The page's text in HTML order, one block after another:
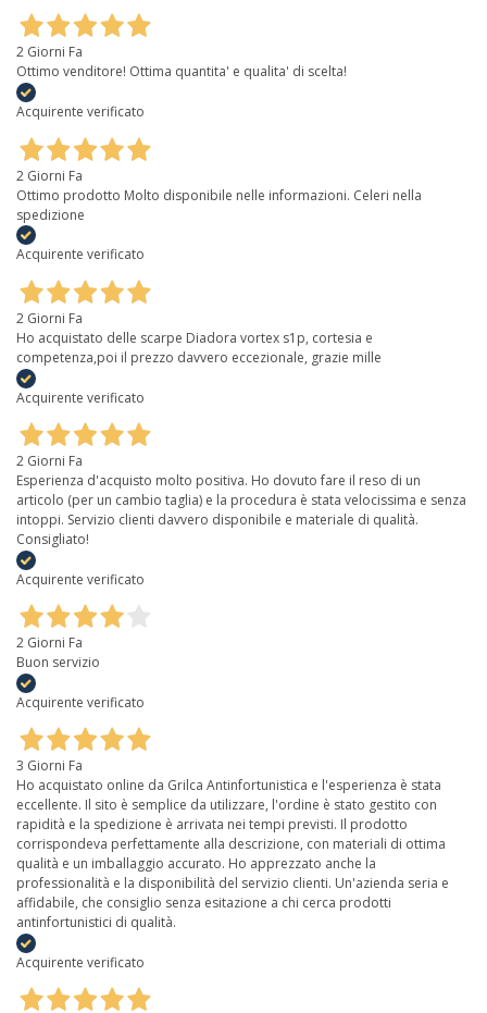
2 Giorni Fa
Ottimo venditore! Ottima quantita' e qualita' di scelta!
Acquirente verificato
2 Giorni Fa
Ottimo prodotto Molto disponibile nelle informazioni. Celeri nella
spedizione
Acquirente verificato
2 Giorni Fa
Ho acquistato delle scarpe Diadora vortex s1p, cortesia e
competenza,poi il prezzo davvero eccezionale, grazie mille
Acquirente verificato
2 Giorni Fa
Esperienza d'acquisto molto positiva. Ho dovuto fare il reso di un
articolo (per un cambio taglia) e la procedura è stata velocissima e senza
intoppi. Servizio clienti davvero disponibile e materiale di qualità.
Consigliato!
Acquirente verificato
2 Giorni Fa
Buon servizio
Acquirente verificato
3 Giorni Fa
Ho acquistato online da Grilca Antinfortunistica e l'esperienza è stata
eccellente. Il sito è semplice da utilizzare, l'ordine è stato gestito con
rapidità e la spedizione è arrivata nei tempi previsti. Il prodotto
corrispondeva perfettamente alla descrizione, con materiali di ottima
qualità e un imballaggio accurato. Ho apprezzato anche la
professionalità e la disponibilità del servizio clienti. Un'azienda seria e
affidabile, che consiglio senza esitazione a chi cerca prodotti
antinfortunistici di qualità.
Acquirente verificato